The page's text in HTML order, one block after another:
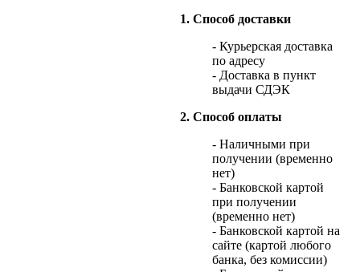
1. Способ доставки
- Курьерская доставка
по адресу
- Доставка в пункт
выдачи СДЭК
2. Способ оплаты
- Наличными при
получении (временно
нет)
- Банковской картой
при получении
(временно нет)
- Банковской картой на
сайте (картой любого
банка, без комиссии)